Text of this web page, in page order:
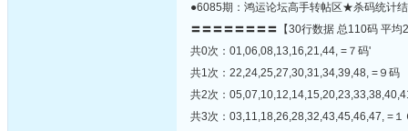
●6085期：鸿运论坛高手转帖区★杀码统计
〓〓〓〓〓〓〓〓【30行数据 总110码 平均
共0次：01,06,08,13,16,21,44, =７码'
共1次：22,24,25,27,30,31,34,39,48, =９码
共2次：
共3次：03,11,18,26,28,32,43,45,46,47, =１